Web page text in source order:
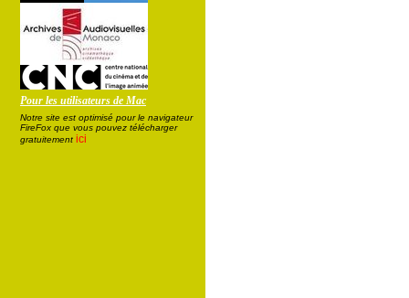
Pour les utilisateurs de Mac
Notre site est optimisé pour le navigateur
FireFox que vous pouvez télécharger
gratuitement ici